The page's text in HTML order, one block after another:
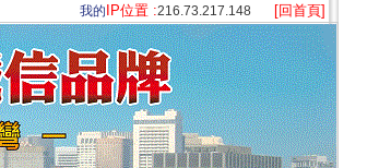
我的 IP位置 :216.73.217.148
[回首頁]